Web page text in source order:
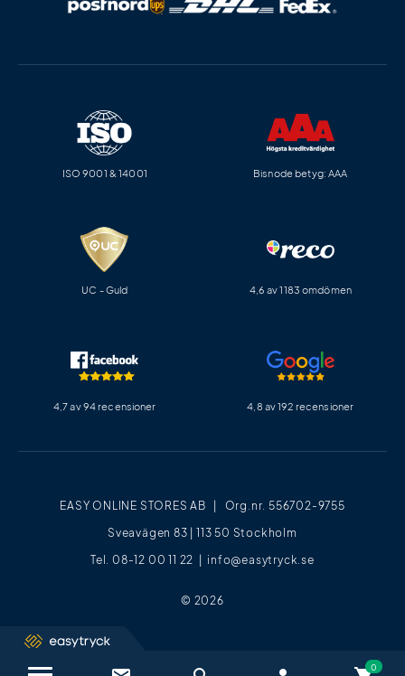
EASY ONLINE STORES AB | Org.nr. 556702-9755
Sveavägen 83 | 113 50 Stockholm
Tel. 08-12 00 11 22 | info@easytryck.se
© 2026
ISO 9001 & 14001 Bisnode betyg: AAA
UC - Guld 4,6 av 1183 omdömen
4,7 av 94 recensioner 4,8 av 192 recensioner